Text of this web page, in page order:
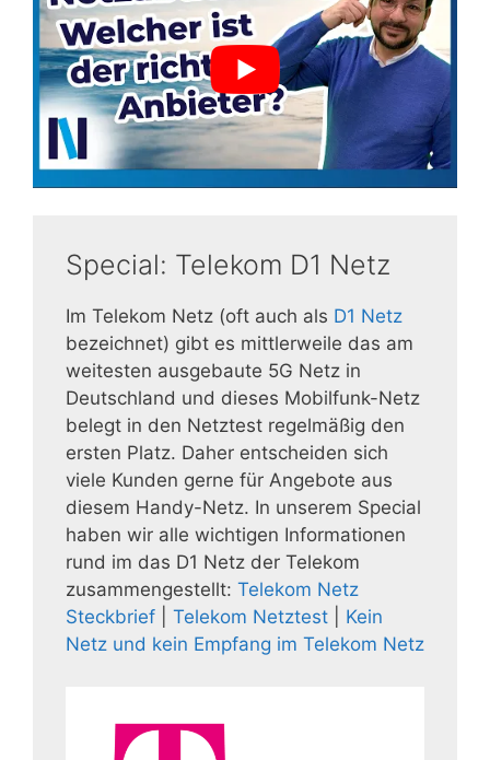
Special: Telekom D1 Netz
Im Telekom Netz (oft auch als D1 Netz
bezeichnet) gibt es mittlerweile das am
weitesten ausgebaute 5G Netz in
Deutschland und dieses Mobilfunk-Netz
belegt in den Netztest regelmäßig den
ersten Platz. Daher entscheiden sich
viele Kunden gerne für Angebote aus
diesem Handy-Netz. In unserem Special
haben wir alle wichtigen Informationen
rund im das D1 Netz der Telekom
zusammengestellt: Telekom Netz
Steckbrief
Telekom Netztest
Kein
Netz und kein Empfang im Telekom Netz